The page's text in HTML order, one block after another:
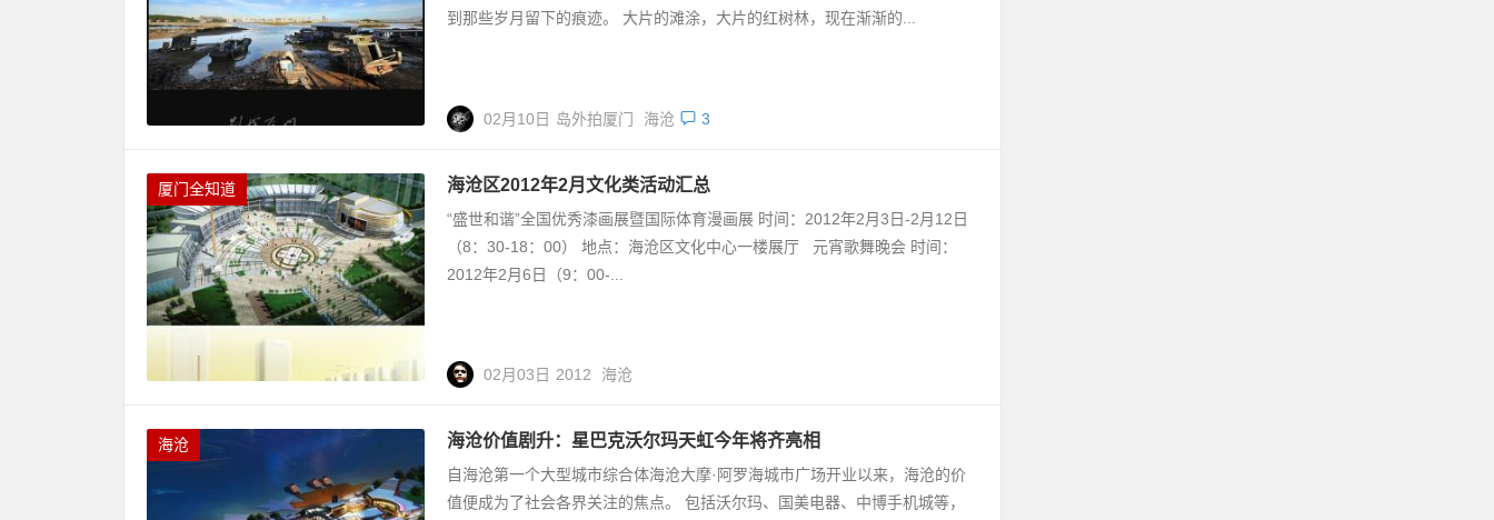
到那些岁月留下的痕迹。 大片的滩涂，大片的红树林，现在渐渐的...
02月10日 岛外拍厦门 海沧 3
厦门全知道 海沧区2012年2月文化类活动汇总
“盛世和谐”全国优秀漆画展暨国际体育漫画展 时间：2012年2月3日-2月12日
（8：30-18：00） 地点：海沧区文化中心一楼展厅 元宵歌舞晚会 时间：
2012年2月6日（9：00-...
02月03日 2012 海沧
海沧 海沧价值剧升：星巴克沃尔玛天虹今年将齐亮相
自海沧第一个大型城市综合体海沧大摩·阿罗海城市广场开业以来，海沧的价
值便成为了社会各界关注的焦点。 包括沃尔玛、国美电器、中博手机城等，